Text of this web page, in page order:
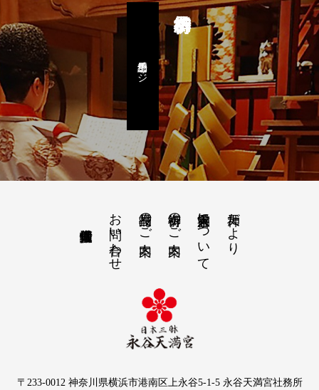
予約専用ページ
天神だより
永谷天満宮について
御祈祷のご案内
授与品のご案内
お問い合わせ
〒233-0012 神奈川県横浜市港南区上永谷5-1-5 永谷天満宮社務所